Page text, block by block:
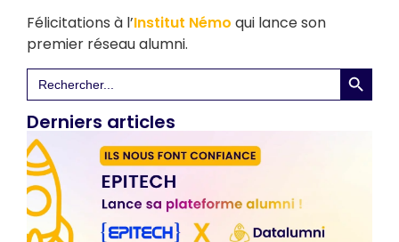
Félicitations à l’Institut Némo qui lance son
premier réseau alumni.
Search
for:
Search
Derniers articles